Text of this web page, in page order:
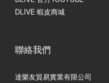
DLIVE 蝦皮商城
聯絡我們
達樂友貿易實業有限公司